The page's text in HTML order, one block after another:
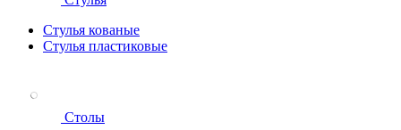
Стулья кованые
Стулья пластиковые
Столы